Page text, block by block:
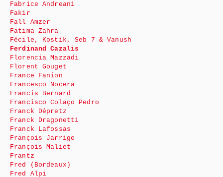
Fabrice Andreani
Fakir
Fall Amzer
Fatima Zahra
Fécile, Kostik, Seb 7 & Vanush
Ferdinand Cazalis
Florencia Mazzadi
Florent Gouget
France Fanion
Francesco Nocera
Francis Bernard
Francisco Colaço Pedro
Franck Dépretz
Franck Dragonetti
Franck Lafossas
François Jarrige
François Maliet
Frantz
Fred (Bordeaux)
Fred Alpi